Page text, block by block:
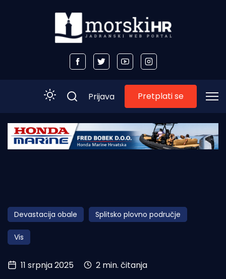
Početna
Obala
Otoci
Turizam i nautika
Pomorstvo
Prijava Pretplati se
Devastacija obale Splitsko plovno područje
Vis
11 srpnja 2025 2 min. čitanja